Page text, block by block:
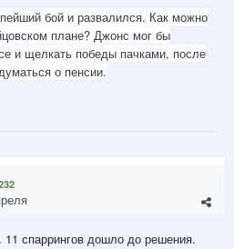
бой и развалился. Как можно
плане? Джонс мог бы
и щелкать победы пачками, после
о пенсии.
спаррингов дошло до решения.